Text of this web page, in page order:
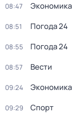
08:47 Экономика
08:51 Погода 24
08:55 Погода 24
08:57 Вести
09:24 Экономика
09:29 Спорт